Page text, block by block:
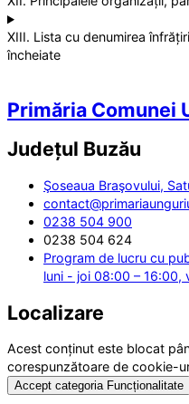
XIII. Lista cu denumirea
încheiate
Primăria Comunei
Județul Buzău
Şoseaua Braşovului,
0238 504 900
0238 504 624
Program de lucru cu
luni - joi 08:00 – 16:00,
Localizare
Acest conținut este blocat
corespunzătoare de cookie-
Accept categoria Funcționalitate